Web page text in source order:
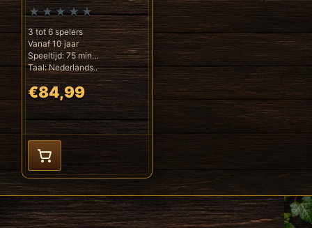
3 tot 6 spelers
Vanaf 10 jaar
Speeltijd: 75 min
Taal: Nederlands..
€84,99